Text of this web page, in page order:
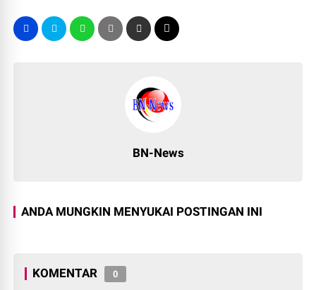
BN-News
ANDA MUNGKIN MENYUKAI POSTINGAN INI
KOMENTAR 0